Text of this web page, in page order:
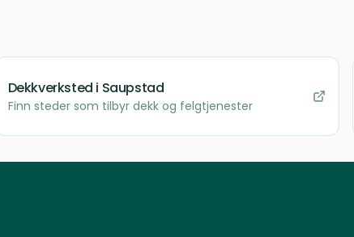
Dekkverksted i Saupstad
Finn steder som tilbyr dekk og felgtjenester